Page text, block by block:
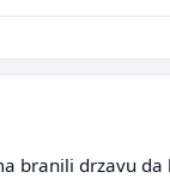
branili drzavu da